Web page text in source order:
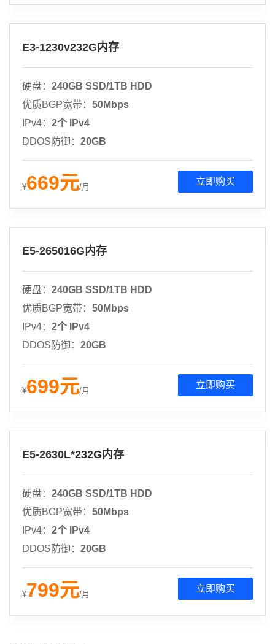
E3-1230v232G内存
硬盘： 240GB SSD/1TB HDD
优质BGP宽带： 50Mbps
IPv4： 2个 IPv4
DDOS防御： 20GB
¥669元/月
立即购买
E5-265016G内存
硬盘： 240GB SSD/1TB HDD
优质BGP宽带： 50Mbps
IPv4： 2个 IPv4
DDOS防御： 20GB
¥699元/月
立即购买
E5-2630L*232G内存
硬盘： 240GB SSD/1TB HDD
优质BGP宽带： 50Mbps
IPv4： 2个 IPv4
DDOS防御： 20GB
¥799元/月
立即购买